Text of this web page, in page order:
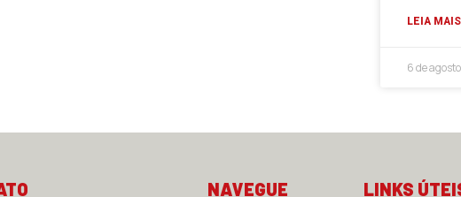
LEIA
6 de
NAVEGUE LINKS